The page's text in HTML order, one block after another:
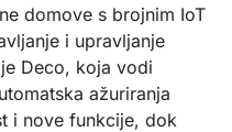
domove s brojnim IoT
i upravljanje
Deco, koja vodi
ažuriranja
i nove funkcije, dok